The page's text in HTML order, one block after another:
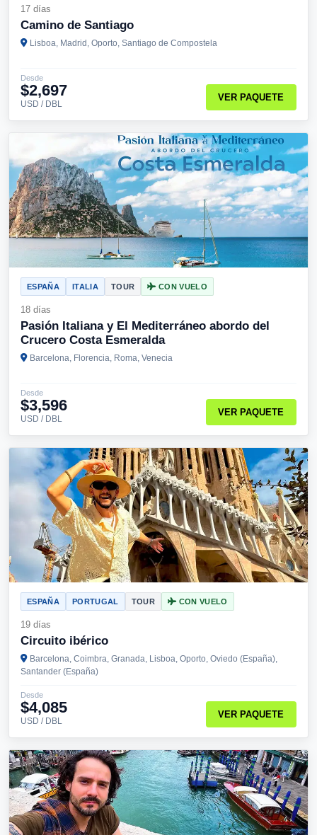
17 días
Camino de Santiago
Lisboa, Madrid, Oporto, Santiago de Compostela
Desde
$2,697
USD / DBL
VER PAQUETE
ESPAÑA ITALIA TOUR CON VUELO
18 días
Pasión Italiana y El Mediterráneo abordo del
Crucero Costa Esmeralda
Barcelona, Florencia, Roma, Venecia
Desde
$3,596
USD / DBL
VER PAQUETE
ESPAÑA PORTUGAL TOUR CON VUELO
19 días
Circuito ibérico
Barcelona, Coimbra, Granada, Lisboa, Oporto, Oviedo (España),
Santander (España)
Desde
$4,085
USD / DBL
VER PAQUETE